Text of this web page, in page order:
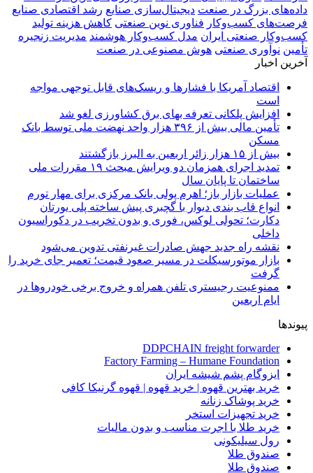
داده‌های بزرگ در صنعت دیجیتال‌سازی صنایع رشد اقتصادی صنایع
فرصت‌های کسب‌وکار فناوری نوین صنعتی کاهش هزینه تولید
کسب‌وکار صنعتی ایران مدل کسب‌وکار هوشمند مدیریت زنجیره
تأمین نوآوری صنعتی هوش مصنوعی در صنعت
آخرین اخبار
اقتصاد آمریکا با فشارها و ریسک‌های قابل توجهی مواجه
است
افزایش پلکانی تعرفه بهای برق کشاورزی لغو شد
تأمین مالی بیش از ۳۹۶ هزار واحد نهضت ملی توسط بانک
مسکن
بیش از ۱۵ هزار زائر اربعین به البرز بازگشتند
تمدید اجرای همزمان دو ویرایش مبحث ۱۹ مقررات ملی
ساختمان تا پایان سال
عملیات بازار باز؛ اهرم پولی بانک مرکزی برای مهار تورم
انواع قاب بندی دیوار با گچبری پیش ساخته پلی یورتان
دکارت؛ تحولی لوکس، فوری و بدون تخریب در دکوراسیون
داخلی
نقشه راه جدید جهش صادرات غیرنفتی تدوین می‌شود
بازار موتورسیکلت در مسیر صعود قیمت؛ تعمیر جای خرید را
گرفت
ممنوعیت رجیستری تلفن همراه و خروج برخی خودروها در
ایام اربعین
پیوندها
DDPCHAIN freight forwarder
Factory Farming – Humane Foundation
ایزوگام پشم شیشه ایران
خرید بهترین قهوه | خرید قهوه | قهوه گرنیکا کافی
خرید پوشاک زنانه
خرید تجهیزات استخر
خرید طلا با اجرت مناسب و بدون مالیات
رول سیلیکونی
صندوق طلا
صندوق طلا